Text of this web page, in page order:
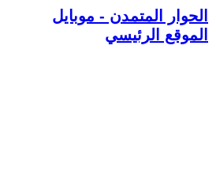
الحوار المتمدن - موبايل
الموقع الرئيسي